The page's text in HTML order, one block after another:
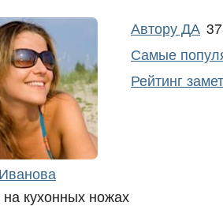
Автору ДА
Самые
Рейтинг
кухонных ножах